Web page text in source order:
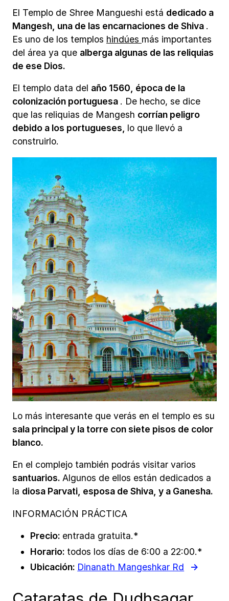
El Templo de Shree Mangueshi está dedicado a
Mangesh, una de las encarnaciones de Shiva .
Es uno de los templos hindúes más importantes
del área ya que alberga algunas de las reliquias
de ese Dios.
El templo data del año 1560, época de la
colonización portuguesa . De hecho, se dice
que las reliquias de Mangesh corrían peligro
debido a los portugueses, lo que llevó a
construirlo.
Lo más interesante que verás en el templo es su
sala principal y la torre con siete pisos de color
blanco.
En el complejo también podrás visitar varios
santuarios. Algunos de ellos están dedicados a
la diosa Parvati, esposa de Shiva, y a Ganesha.
INFORMACIÓN PRÁCTICA
Precio: entrada gratuita.*
Horario: todos los días de 6:00 a 22:00.*
Ubicación: Dinanath Mangeshkar Rd